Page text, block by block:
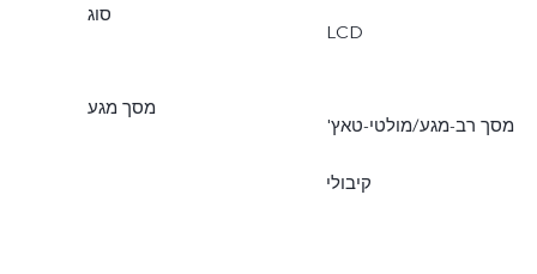
סוג
LCD
מסך מגע
מסך רב-מגע/מולטי-טאץ'
קיבולי